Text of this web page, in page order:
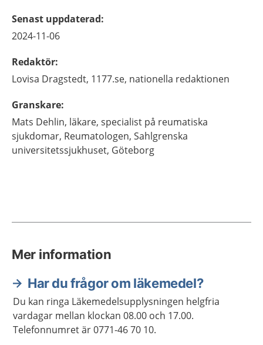
Senast uppdaterad:
2024-11-06
Redaktör:
Lovisa Dragstedt, 1177.se, nationella redaktionen
Granskare:
Mats Dehlin, läkare, specialist på reumatiska
sjukdomar, Reumatologen, Sahlgrenska
universitetssjukhuset, Göteborg
Mer information
Har du frågor om läkemedel?
Du kan ringa Läkemedelsupplysningen helgfria
vardagar mellan klockan 08.00 och 17.00.
Telefonnumret är 0771-46 70 10.